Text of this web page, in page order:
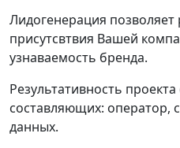
Лидогенерация
присутсвтвия Вашей
узнаваемость бренда.
Результативность
составляющих: оператор,
данных.